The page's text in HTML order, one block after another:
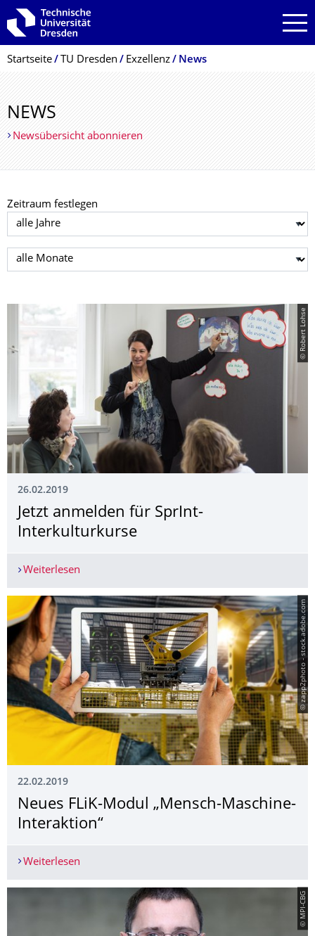
Zur Hauptnavigation springen
Zur Suche springen
Zum Inhalt springen
Breadcrumb-Menü
Startseite TU Dresden Exzellenz News
NEWS
Newsübersicht abonnieren
Zeitraum festlegen
Jahr auswählen
Monat auswählen
© Robert Lohse
26.02.2019
Jetzt anmelden für SprInt-
Interkulturkurse
Weiterlesen
© zapp2photo - stock.adobe.com
22.02.2019
Neues FLiK-Modul „Mensch-Maschine-
Interaktion“
Weiterlesen
© MPI-CBG